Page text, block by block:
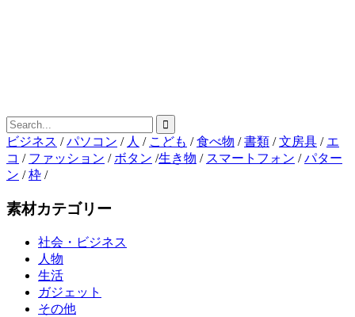
ビジネス /パソコン / 人 / こども /食べ物 /書類 /文房具 / エ
コ / ファッション / ボタン /生き物 / スマートフォン /パター
ン /枠 /
素材カテゴリー
社会・ビジネス
人物
生活
ガジェット
その他